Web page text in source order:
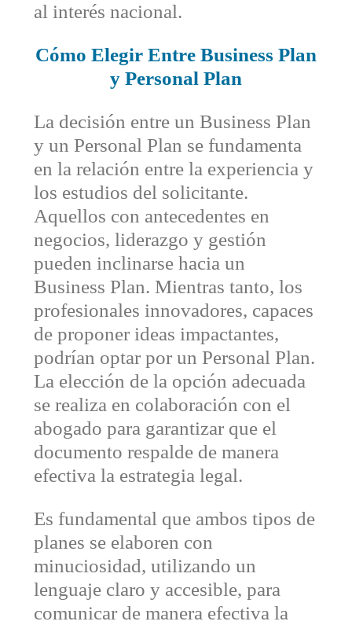
al interés nacional.
Cómo Elegir Entre Business Plan
y Personal Plan
La decisión entre un Business Plan
y un Personal Plan se fundamenta
en la relación entre la experiencia y
los estudios del solicitante.
Aquellos con antecedentes en
negocios, liderazgo y gestión
pueden inclinarse hacia un
Business Plan. Mientras tanto, los
profesionales innovadores, capaces
de proponer ideas impactantes,
podrían optar por un Personal Plan.
La elección de la opción adecuada
se realiza en colaboración con el
abogado para garantizar que el
documento respalde de manera
efectiva la estrategia legal.
Es fundamental que ambos tipos de
planes se elaboren con
minuciosidad, utilizando un
lenguaje claro y accesible, para
comunicar de manera efectiva la